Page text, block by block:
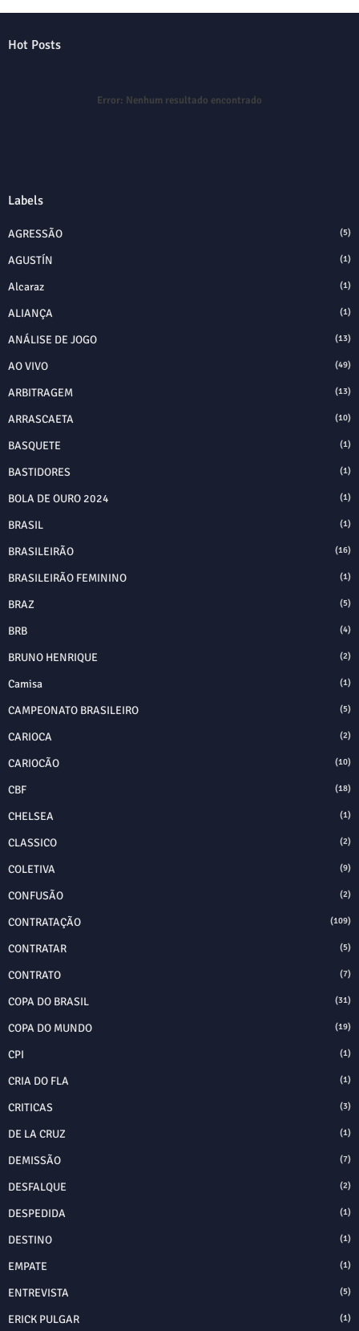
Hot Posts
Error: Nenhum resultado encontrado
Labels
AGRESSÃO (5)
AGUSTÍN (1)
Alcaraz (1)
ALIANÇA (1)
ANÁLISE DE JOGO (13)
AO VIVO (49)
ARBITRAGEM (13)
ARRASCAETA (10)
BASQUETE (1)
BASTIDORES (1)
BOLA DE OURO 2024 (1)
BRASIL (1)
BRASILEIRÃO (16)
BRASILEIRÃO FEMININO (1)
BRAZ (5)
BRB (4)
BRUNO HENRIQUE (2)
Camisa (1)
CAMPEONATO BRASILEIRO (5)
CARIOCA (2)
CARIOCÃO (10)
CBF (18)
CHELSEA (1)
CLASSICO (2)
COLETIVA (9)
CONFUSÃO (2)
CONTRATAÇÃO (109)
CONTRATAR (5)
CONTRATO (7)
COPA DO BRASIL (31)
COPA DO MUNDO (19)
CPI (1)
CRIA DO FLA (1)
CRITICAS (3)
DE LA CRUZ (1)
DEMISSÃO (7)
DESFALQUE (2)
DESPEDIDA (1)
DESTINO (1)
EMPATE (1)
ENTREVISTA (5)
ERICK PULGAR (1)